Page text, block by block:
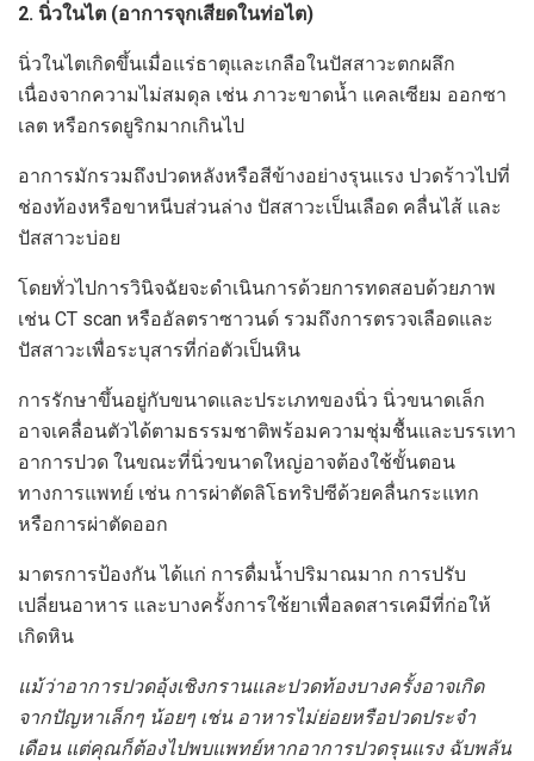
2. นิ่วในไต (อาการจุกเสียดในท่อไต)
นิ่วในไตเกิดขึ้นเมื่อแร่ธาตุและเกลือในปัสสาวะตกผลึก
เนื่องจากความไม่สมดุล เช่น ภาวะขาดน้ำ แคลเซียม ออกซา
เลต หรือกรดยูริกมากเกินไป
อาการมักรวมถึงปวดหลังหรือสีข้างอย่างรุนแรง ปวดร้าวไปที่
ช่องท้องหรือขาหนีบส่วนล่าง ปัสสาวะเป็นเลือด คลื่นไส้ และ
ปัสสาวะบ่อย
โดยทั่วไปการวินิจฉัยจะดำเนินการด้วยการทดสอบด้วยภาพ
เช่น CT scan หรืออัลตราซาวนด์ รวมถึงการตรวจเลือดและ
ปัสสาวะเพื่อระบุสารที่ก่อตัวเป็นหิน
การรักษาขึ้นอยู่กับขนาดและประเภทของนิ่ว นิ่วขนาดเล็ก
อาจเคลื่อนตัวได้ตามธรรมชาติพร้อมความชุ่มชื้นและบรรเทา
อาการปวด ในขณะที่นิ่วขนาดใหญ่อาจต้องใช้ขั้นตอน
ทางการแพทย์ เช่น การผ่าตัดลิโธทริปซีด้วยคลื่นกระแทก
หรือการผ่าตัดออก
มาตรการป้องกัน ได้แก่ การดื่มน้ำปริมาณมาก การปรับ
เปลี่ยนอาหาร และบางครั้งการใช้ยาเพื่อลดสารเคมีที่ก่อให้
เกิดหิน
แม้ว่าอาการปวดอุ้งเชิงกรานและปวดท้องบางครั้งอาจเกิด
จากปัญหาเล็กๆ น้อยๆ เช่น อาหารไม่ย่อยหรือปวดประจำ
เดือน แต่คุณก็ต้องไปพบแพทย์หากอาการปวดรุนแรง ฉับพลัน